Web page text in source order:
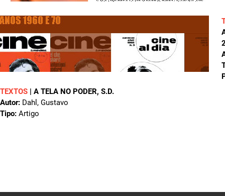
TEXTOS | A TELA NO PODER, S.D.
Autor: Dahl, Gustavo
Tipo: Artigo